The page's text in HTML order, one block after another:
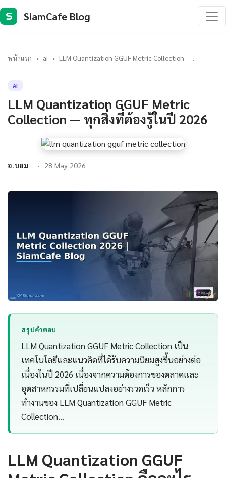
S SiamCafe Blog
หน้าแรก › ai › LLM Quantization GGUF Metric Collection —...
AI
LLM Quantization GGUF Metric
Collection — ทุกสิ่งที่ต้องรู้ในปี 2026
อ.บอม 28 May 2026
สรุปคำตอบ
LLM Quantization GGUF Metric Collection เป็น
เทคโนโลยีและแนวคิดที่ได้รับความนิยมสูงขึ้นอย่างต่อ
เนื่องในปี 2026 เนื่องจากความต้องการของตลาดและ
อุตสาหกรรมที่เปลี่ยนแปลงอย่างรวดเร็ว หลักการ
ทำงานของ LLM Quantization GGUF Metric
Collection…
LLM Quantization GGUF